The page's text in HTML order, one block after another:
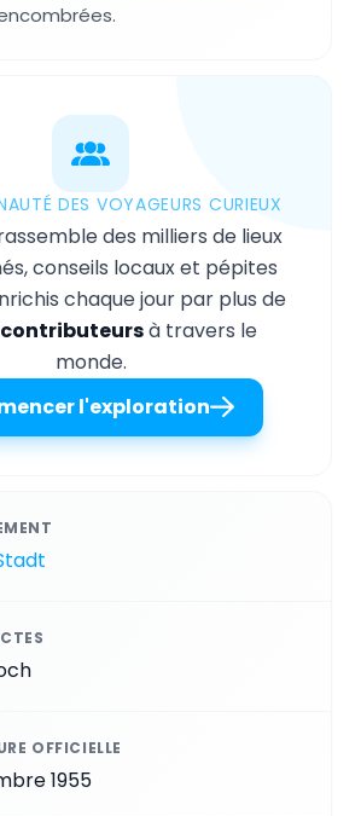
DES VOYAGEURS CURIEUX
des milliers de lieux
conseils locaux et pépites
chaque jour par plus de
à travers le
monde.
l'exploration
OFFICIELLE
1955